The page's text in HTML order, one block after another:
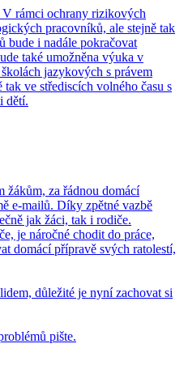
V rámci ochrany rizikových
pracovníků, ale stejně tak
bude i nadále pokračovat
také umožněna výuka v
jazykových s právem
ve střediscích volného času s
dětí.
žákům, za řádnou domácí
e-mailů. Díky zpětné vazbě
jak žáci, tak i rodiče.
je náročné chodit do práce,
domácí přípravě svých ratolestí,
důležité je nyní zachovat si
pište.